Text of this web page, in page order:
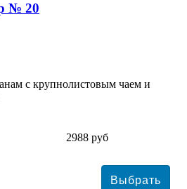
№ 20
с крупнолистовым чаем и
2988 руб